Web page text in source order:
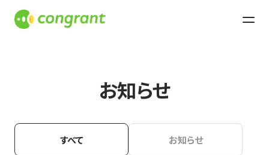
お知らせ
すべて お知らせ